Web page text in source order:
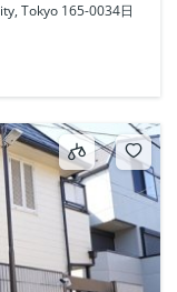
Tokyo 165-0034日